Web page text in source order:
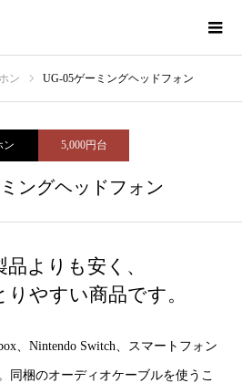
ン UG-05ゲーミングヘッドフォン
ン 5,000円台
ングヘッドフォン
よりも安く、
やすい商品です。
、Nintendo Switch、スマートフォン
同梱のオーディオケーブルを使うこ